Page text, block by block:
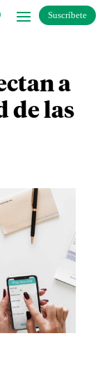
Suscríbete
a
de las